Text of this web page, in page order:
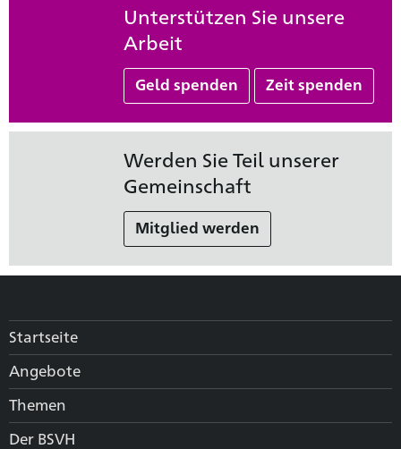
Unterstützen Sie unsere
Arbeit
Geld spenden Zeit spenden
Werden Sie Teil unserer
Gemeinschaft
Mitglied werden
Startseite
Angebote
Themen
Der BSVH